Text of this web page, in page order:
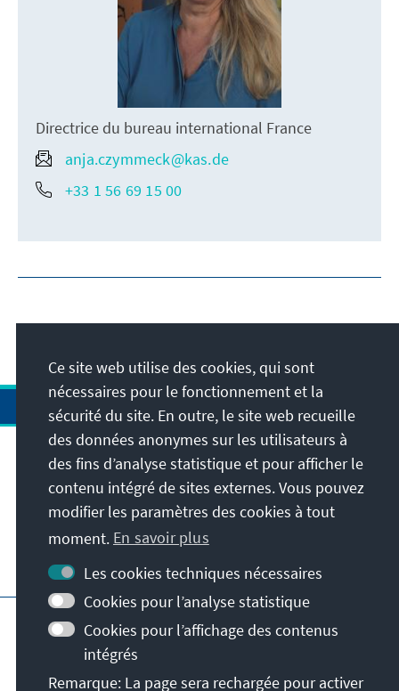
Directrice du bureau international France
anja.czymmeck@kas.de
+33 1 56 69 15 00
Adresse
Contact
Visitez aussi
Page principale de la KAS
Impressum
Protection des données
Conditions d'utilisation
Déclaration d'accessibilité
Signaler un obstacle
Ce site web utilise des cookies, qui sont
nécessaires pour le fonctionnement et la
sécurité du site. En outre, le site web recueille
des données anonymes sur les utilisateurs à
des fins d’analyse statistique et pour afficher le
contenu intégré de sites externes. Vous pouvez
modifier les paramètres des cookies à tout
moment. En savoir plus
Les cookies techniques nécessaires
Cookies pour l’analyse statistique
Cookies pour l’affichage des contenus
intégrés
Remarque: La page sera rechargée pour activer